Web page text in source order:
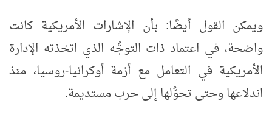
ويمكن القول أيضًا: بأن الإشارات الأمريكية كانت
واضحة، في اعتماد ذات التوجُّه الذي اتخذته الإدارة
الأمريكية في التعامل مع أزمة أوكرانيا-روسيا، منذ
اندلاعها وحتى تحوُّلها إلى حرب مستديمة.